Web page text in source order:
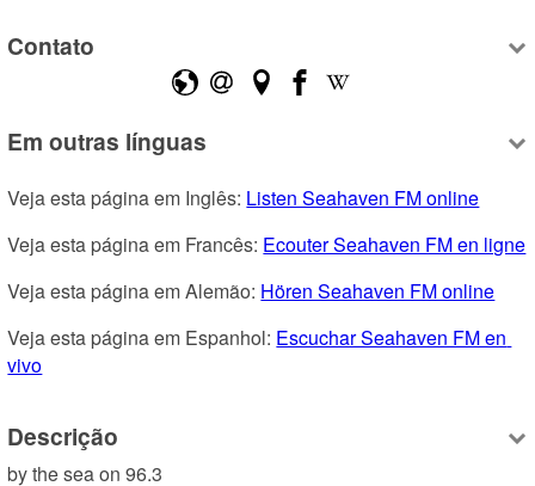
Contato
Em outras línguas
Veja esta página em Inglês: Listen Seahaven FM online
Veja esta página em Francês: Ecouter Seahaven FM en ligne
Veja esta página em Alemão: Hören Seahaven FM online
Veja esta página em Espanhol: Escuchar Seahaven FM en
vivo
Descrição
by the sea on 96.3